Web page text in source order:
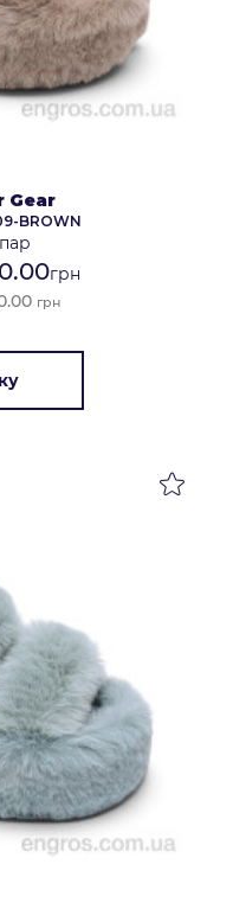
Gear
BROWN
грн
грн